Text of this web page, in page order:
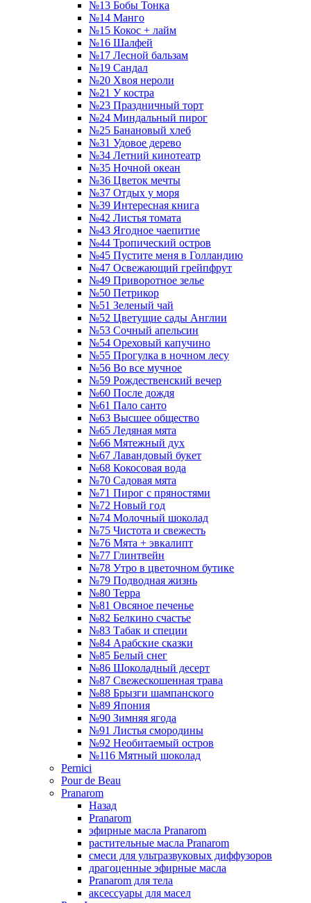
№13 Бобы Тонка
№14 Манго
№15 Кокос + лайм
№16 Шалфей
№17 Лесной бальзам
№19 Сандал
№20 Хвоя нероли
№21 У костра
№23 Праздничный торт
№24 Миндальный пирог
№25 Банановый хлеб
№31 Удовое дерево
№34 Летний кинотеатр
№35 Ночной океан
№36 Цветок мечты
№37 Отдых у моря
№39 Интересная книга
№42 Листья томата
№43 Ягодное чаепитие
№44 Тропический остров
№45 Пустите меня в Голландию
№47 Освежающий грейпфрут
№49 Приворотное зелье
№50 Петрикор
№51 Зеленый чай
№52 Цветущие сады Англии
№53 Сочный апельсин
№54 Ореховый капучино
№55 Прогулка в ночном лесу
№56 Во все мучное
№59 Рождественский вечер
№60 После дождя
№61 Пало санто
№63 Высшее общество
№65 Ледяная мята
№66 Мятежный дух
№67 Лавандовый букет
№68 Кокосовая вода
№70 Садовая мята
№71 Пирог с пряностями
№72 Новый год
№74 Молочный шоколад
№75 Чистота и свежесть
№76 Мята + эвкалипт
№77 Глинтвейн
№78 Утро в цветочном бутике
№79 Подводная жизнь
№80 Терра
№81 Овсяное печенье
№82 Белкино счастье
№83 Табак и специи
№84 Арабские сказки
№85 Белый снег
№86 Шоколадный десерт
№87 Свежескошенная трава
№88 Брызги шампанского
№89 Япония
№90 Зимняя ягода
№91 Листья смородины
№92 Необитаемый остров
№116 Мятный шоколад
Pernici
Pour de Beau
Pranarom
Назад
Pranarom
эфирные масла Pranarom
растительные масла Pranarom
смеси для ультразвуковых диффузоров
драгоценные эфирные масла
Pranarom для тела
аксессуары для масел